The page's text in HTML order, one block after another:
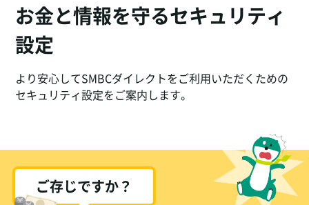
お金と情報を守るセキュリティ
設定
より安心してSMBCダイレクトをご利用いただくための
セキュリティ設定をご案内します。
ご存じですか？